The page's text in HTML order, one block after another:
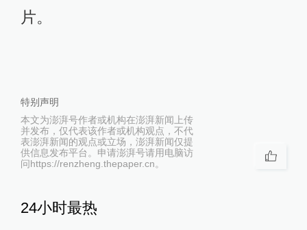
片。
特别声明
本文为澎湃号作者或机构在澎湃新闻上传
并发布，仅代表该作者或机构观点，不代
表澎湃新闻的观点或立场，澎湃新闻仅提
供信息发布平台。申请澎湃号请用电脑访
问https://renzheng.thepaper.cn。
24小时最热